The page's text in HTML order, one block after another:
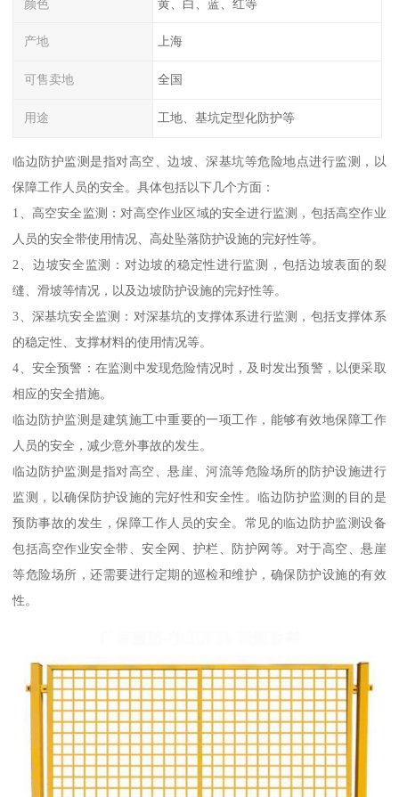
颜色 黄、白、蓝、红等
产地 上海
可售卖地 全国
用途 工地、基坑定型化防护等
临边防护监测是指对高空、边坡、深基坑等危险地点进行监测，以
保障工作人员的安全。具体包括以下几个方面：
1、高空安全监测：对高空作业区域的安全进行监测，包括高空作业
人员的安全带使用情况、高处坠落防护设施的完好性等。
2、边坡安全监测：对边坡的稳定性进行监测，包括边坡表面的裂
缝、滑坡等情况，以及边坡防护设施的完好性等。
3、深基坑安全监测：对深基坑的支撑体系进行监测，包括支撑体系
的稳定性、支撑材料的使用情况等。
4、安全预警：在监测中发现危险情况时，及时发出预警，以便采取
相应的安全措施。
临边防护监测是建筑施工中重要的一项工作，能够有效地保障工作
人员的安全，减少意外事故的发生。
临边防护监测是指对高空、悬崖、河流等危险场所的防护设施进行
监测，以确保防护设施的完好性和安全性。临边防护监测的目的是
预防事故的发生，保障工作人员的安全。常见的临边防护监测设备
包括高空作业安全带、安全网、护栏、防护网等。对于高空、悬崖
等危险场所，还需要进行定期的巡检和维护，确保防护设施的有效
性。